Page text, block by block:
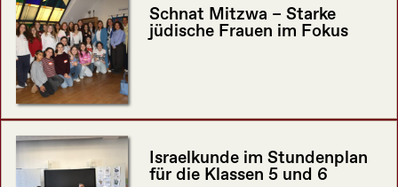
Schnat Mitzwa – Starke
jüdische Frauen im Fokus
Israelkunde im Stundenplan
für die Klassen 5 und 6